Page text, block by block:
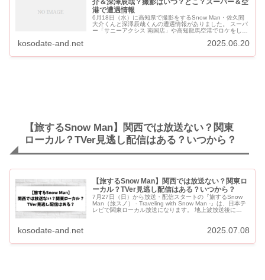
介＆深澤辰哉？撮影はいつ？どこ？スーパー＆空
港で遭遇情報
6月18日（水）に高知県で撮影をするSnow Man・佐久間
大介くんと深澤辰哉くんの遭遇情報がありました。 スーパ
ー「サニーアクシス 南国店」や高知龍馬空港でロケをして
kosodate-and.net 2025.06.20
【旅するSnow Man】関西では放送ない？関東
ローカル？TVer見逃し配信はある？いつから？
【旅するSnow Man】関西では放送ない？関東ロ
ーカル？TVer見逃し配信はある？いつから？
7月27日（日）から放送・配信スタートの『旅するSnow
Man（旅スノ） - Traveling with Snow Man -』は、日本テ
レビで関東ローカル放送になります。 地上波放送後に
kosodate-and.net 2025.07.08